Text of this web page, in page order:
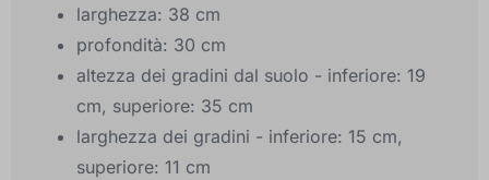
larghezza: 38 cm
profondità: 30 cm
altezza dei gradini dal suolo - inferiore: 19
cm, superiore: 35 cm
larghezza dei gradini - inferiore: 15 cm,
superiore: 11 cm